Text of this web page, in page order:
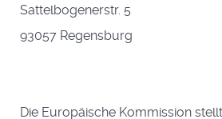
Sattelbogenerstr. 5
93057 Regensburg
Die Europäische Kommission